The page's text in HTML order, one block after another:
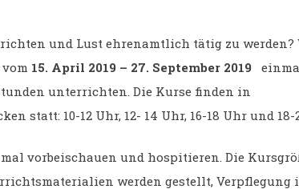
und Lust ehrenamtlich tätig zu werden?
15. April 2019 – 27. September 2019
unterrichten. Die Kurse finden in
statt: 10-12 Uhr, 12- 14 Uhr, 16-18 Uhr und 18-
vorbeischauen und hospitieren. Die
werden gestellt, Verpflegung